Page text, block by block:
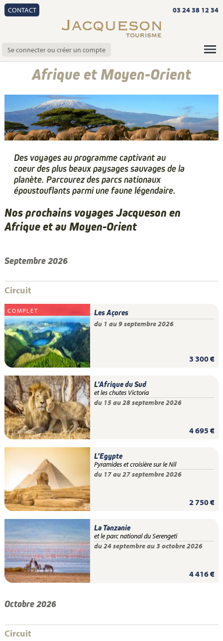
CONTACT 03 24 38 12 34
Se connecter ou créer un compte
Afrique et Moyen-Orient
Des voyages au programme captivant au
coeur des plus beaux paysages sauvages de la
planète. Parcourez des parcs nationaux
époustouflants parmi une faune légendaire.
Nos prochains voyages Jacqueson en
Afrique et au Moyen-Orient
Septembre 2026
Circuit
COMPLET Les Açores
du 1 au 9 septembre 2026
3 300 €
L'Afrique du Sud
et les chutes Victoria
du 15 au 28 septembre 2026
4 695 €
L'Egypte
Pyramides et croisière sur le Nil
du 17 au 27 septembre 2026
2 750 €
La Tanzanie
et le parc national du Serengeti
du 24 septembre au 3 octobre 2026
4 416 €
Octobre 2026
Circuit